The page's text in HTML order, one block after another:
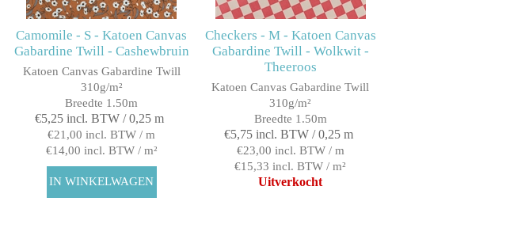
Camomile - S - Katoen Canvas
Gabardine Twill - Cashewbruin
Katoen Canvas Gabardine Twill
310g/m²
Breedte 1.50m
€5,25 incl. BTW / 0,25 m
€21,00 incl. BTW / m
€14,00 incl. BTW / m²
Checkers - M - Katoen Canvas
Gabardine Twill - Wolkwit -
Theeroos
Katoen Canvas Gabardine Twill
310g/m²
Breedte 1.50m
€5,75 incl. BTW / 0,25 m
€23,00 incl. BTW / m
€15,33 incl. BTW / m²
Uitverkocht